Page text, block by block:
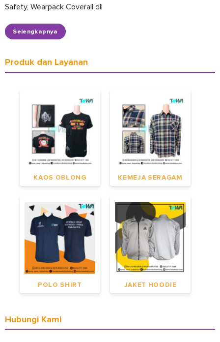
Safety, Wearpack Coverall dll
Selengkapnya
Produk dan Layanan
KAOS OBLONG KEMEJA SERAGAM
POLO SHIRT JAKET HOODIE
Hubungi Kami